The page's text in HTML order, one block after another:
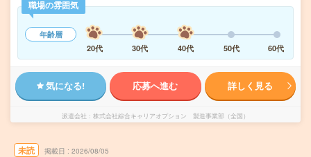
職場の雰囲気
年齢層
20代
30代 40代 50代 60代
気になる! 応募へ進む 詳しく見る
派遣会社 株式会社綜合キャリアオプション 製造事業部（全国）
未読 掲載日 2026/08/05